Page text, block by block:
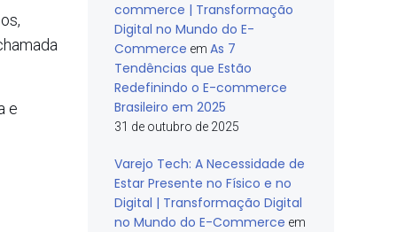
e
commerce | Transformação
Digital no Mundo do E-
Commerce em As 7
Tendências que Estão
Redefinindo o E-commerce
Brasileiro em 2025
31 de outubro de 2025
Varejo Tech: A Necessidade de
Estar Presente no Físico e no
Digital | Transformação Digital
no Mundo do E-Commerce em